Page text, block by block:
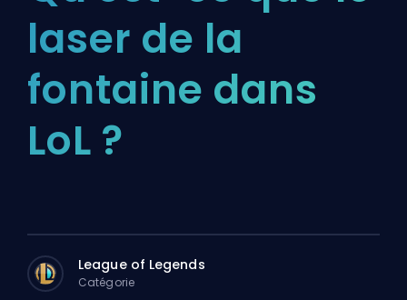
laser de la
fontaine dans
LoL ?
League of Legends
Catégorie